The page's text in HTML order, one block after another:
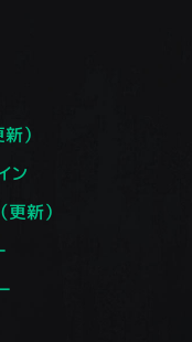
）
ン
更新）